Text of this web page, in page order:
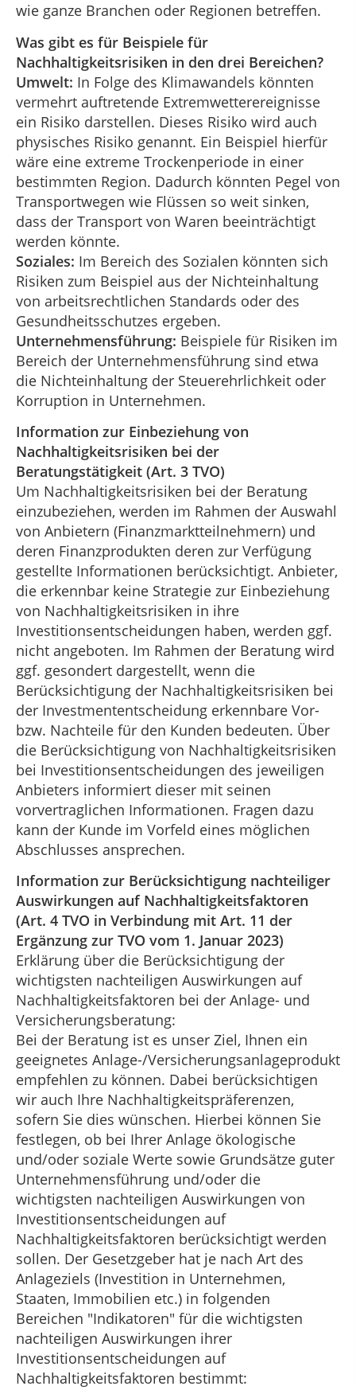
wie ganze Branchen oder Regionen betreffen.
Was gibt es für Beispiele für
Nachhaltigkeitsrisiken in den drei Bereichen?
Umwelt: In Folge des Klimawandels könnten
vermehrt auftretende Extremwetterereignisse
ein Risiko darstellen. Dieses Risiko wird auch
physisches Risiko genannt. Ein Beispiel hierfür
wäre eine extreme Trockenperiode in einer
bestimmten Region. Dadurch könnten Pegel von
Transportwegen wie Flüssen so weit sinken,
dass der Transport von Waren beeinträchtigt
werden könnte.
Soziales: Im Bereich des Sozialen könnten sich
Risiken zum Beispiel aus der Nichteinhaltung
von arbeitsrechtlichen Standards oder des
Gesundheitsschutzes ergeben.
Unternehmensführung: Beispiele für Risiken im
Bereich der Unternehmensführung sind etwa
die Nichteinhaltung der Steuerehrlichkeit oder
Korruption in Unternehmen.
Information zur Einbeziehung von
Nachhaltigkeitsrisiken bei der
Beratungstätigkeit (Art. 3 TVO)
Um Nachhaltigkeitsrisiken bei der Beratung
einzubeziehen, werden im Rahmen der Auswahl
von Anbietern (Finanzmarktteilnehmern) und
deren Finanzprodukten deren zur Verfügung
gestellte Informationen berücksichtigt. Anbieter,
die erkennbar keine Strategie zur Einbeziehung
von Nachhaltigkeitsrisiken in ihre
Investitionsentscheidungen haben, werden ggf.
nicht angeboten. Im Rahmen der Beratung wird
ggf. gesondert dargestellt, wenn die
Berücksichtigung der Nachhaltigkeitsrisiken bei
der Investmententscheidung erkennbare Vor-
bzw. Nachteile für den Kunden bedeuten. Über
die Berücksichtigung von Nachhaltigkeitsrisiken
bei Investitionsentscheidungen des jeweiligen
Anbieters informiert dieser mit seinen
vorvertraglichen Informationen. Fragen dazu
kann der Kunde im Vorfeld eines möglichen
Abschlusses ansprechen.
Information zur Berücksichtigung nachteiliger
Auswirkungen auf Nachhaltigkeitsfaktoren
(Art. 4 TVO in Verbindung mit Art. 11 der
Ergänzung zur TVO vom 1. Januar 2023)
Erklärung über die Berücksichtigung der
wichtigsten nachteiligen Auswirkungen auf
Nachhaltigkeitsfaktoren bei der Anlage- und
Versicherungsberatung:
Bei der Beratung ist es unser Ziel, Ihnen ein
geeignetes Anlage-/Versicherungsanlageprodukt
empfehlen zu können. Dabei berücksichtigen
wir auch Ihre Nachhaltigkeitspräferenzen,
sofern Sie dies wünschen. Hierbei können Sie
festlegen, ob bei Ihrer Anlage ökologische
und/oder soziale Werte sowie Grundsätze guter
Unternehmensführung und/oder die
wichtigsten nachteiligen Auswirkungen von
Investitionsentscheidungen auf
Nachhaltigkeitsfaktoren berücksichtigt werden
sollen. Der Gesetzgeber hat je nach Art des
Anlageziels (Investition in Unternehmen,
Staaten, Immobilien etc.) in folgenden
Bereichen "Indikatoren" für die wichtigsten
nachteiligen Auswirkungen ihrer
Investitionsentscheidungen auf
Nachhaltigkeitsfaktoren bestimmt: